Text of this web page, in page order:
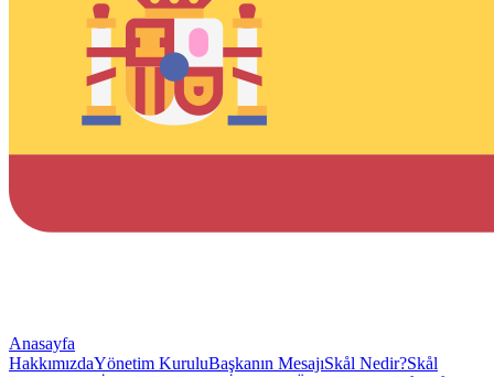
Anasayfa
HakkımızdaYönetim KuruluBaşkanın MesajıSkål Nedir?Skål